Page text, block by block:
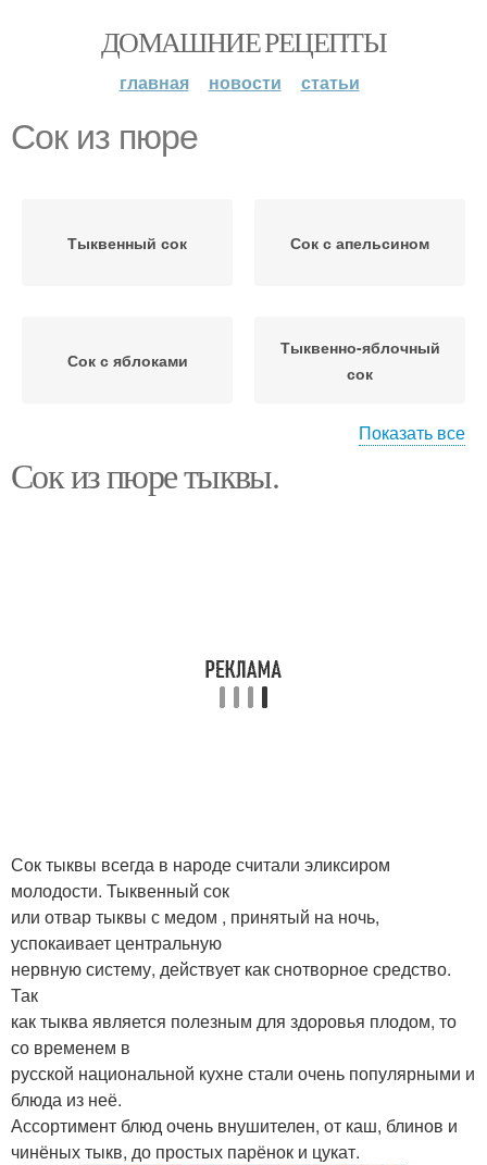
ДОМАШНИЕ РЕЦЕПТЫ
главная новости статьи
Сок из пюре
Тыквенный сок Сок с апельсином
Сок с яблоками
Тыквенно-яблочный
сок
Сок на зиму
Сок без соковыжималки
Показать все
Сок из пюре тыквы.
Сок тыквы всегда в народе считали эликсиром
молодости. Тыквенный сок
или отвар тыквы с медом , принятый на ночь,
успокаивает центральную
нервную систему, действует как снотворное средство.
Так
как тыква является полезным для здоровья плодом, то
со временем в
русской национальной кухне стали очень популярными и
блюда из неё.
Ассортимент блюд очень внушителен, от каш, блинов и
чинёных тыкв, до простых парёнок и цукат.